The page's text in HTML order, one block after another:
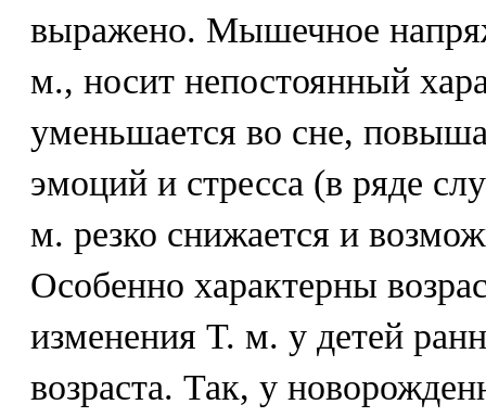
выражено. Мышечное
м., носит непостоянный
уменьшается во сне,
эмоций и стресса (в ряде
м. резко снижается и
Особенно характерны
изменения Т. м. у детей
возраста. Так, у